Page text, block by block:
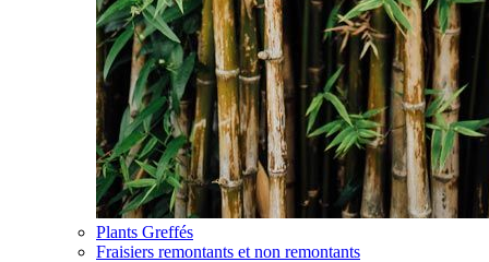
Plants Greffés
Fraisiers remontants et non remontants